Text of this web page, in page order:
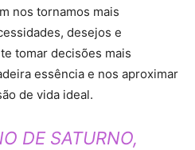
nos tornamos mais
desejos e
tomar decisões mais
essência e nos aproximar
de vida ideal.
DE SATURNO,